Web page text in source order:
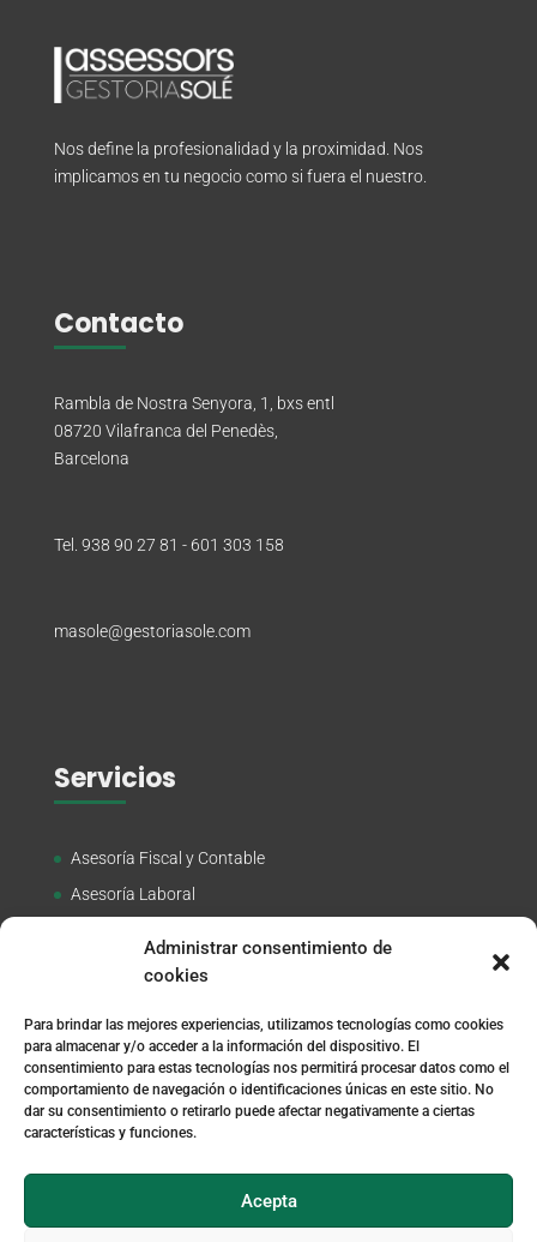
Administrar consentimiento de
cookies
Para brindar las mejores experiencias, utilizamos tecnologías como cookies
para almacenar y/o acceder a la información del dispositivo. El
consentimiento para estas tecnologías nos permitirá procesar datos como el
comportamiento de navegación o identificaciones únicas en este sitio. No
dar su consentimiento o retirarlo puede afectar negativamente a ciertas
características y funciones.
Acepta
Nos define la profesionalidad y la proximidad. Nos
implicamos en tu negocio como si fuera el nuestro.
Contacto
Rambla de Nostra Senyora, 1, bxs entl
08720 Vilafranca del Penedès,
Barcelona
Tel. 938 90 27 81 - 601 303 158
masole@gestoriasole.com
Servicios
Asesoría Fiscal y Contable
Asesoría Laboral
Asesoría Jurídica
Asesoría LOPD
Otros Trámites
Aviso legal Política de cookies